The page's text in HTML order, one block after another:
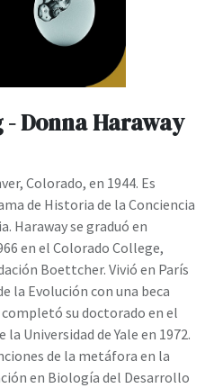
Donna Haraway
Colorado, en 1944. Es
de Historia de la Conciencia
Haraway se graduó en
en el Colorado College,
Boettcher. Vivió en París
la Evolución con una beca
su doctorado en el
Universidad de Yale en 1972.
de la metáfora en la
en Biología del Desarrollo